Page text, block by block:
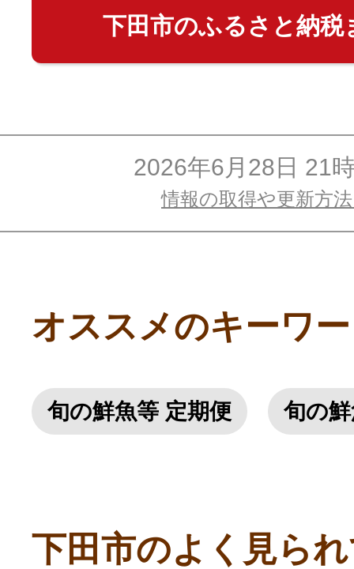
下田市のふるさと納税
2026年6月28日 21
情報の取得や更新方
オススメのキーワ
旬の鮮魚等 定期便 旬の
下田市のよく見ら